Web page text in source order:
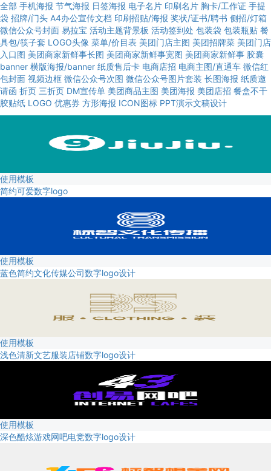
全部 手机海报 节气海报 日签海报 电子名片 印刷名片 胸卡/工作证 手提
袋 招牌/门头 A4办公宣传文档 印刷招贴/海报 奖状/证书/聘书 侧招/灯箱
微信公众号封面 易拉宝 活动主题背景板 活动签到处 包装袋 包装瓶贴 餐
具包/筷子套 LOGO头像 菜单/价目表 美团门店主图 美团招牌菜 美团门店
入口图 美团商家新鲜事长图 美团商家新鲜事宽图 美团商家新鲜事 胶囊
banner 横版海报/banner 纸质售后卡 电商店招 电商主图/直通车 微信红
包封面 视频边框 微信公众号次图 微信公众号图片套装 长图海报 纸质邀
请函 折页 三折页 DM宣传单 美团商品主图 美团海报 美团店招 餐盒不干
胶贴纸 LOGO 优惠券 方形海报 ICON图标 PPT演示文稿设计
使用模板
简约可爱数字logo
使用模板
蓝色简约文化传媒公司数字logo设计
使用模板
浅色清新文艺服装店铺数字logo设计
使用模板
深色酷炫游戏网吧电竞数字logo设计